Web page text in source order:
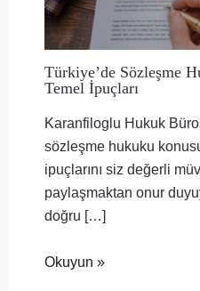
Türkiye’de Sözleşme
Temel İpuçları
Karanfiloglu Hukuk
sözleşme hukuku
ipuçlarını siz değerli
paylaşmaktan onur
doğru […]
Okuyun »